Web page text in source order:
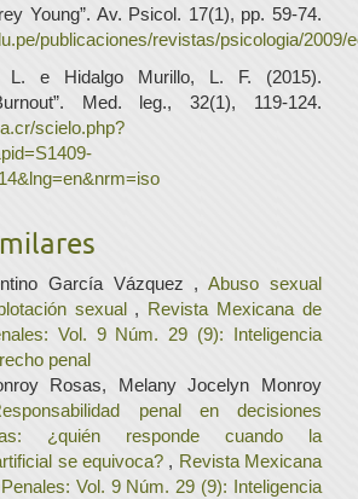
Young”. Av. Psicol. 17(1), pp. 59-74.
publicaciones/revistas/psicologia/2009/
L. e Hidalgo Murillo, L. F. (2015).
Med. leg., 32(1), 119-124.
scielo.php?
García Vázquez ,Abuso sexual
sexual , Revista Mexicana de
Vol. 9 Núm. 29 (9): Inteligencia
penal
Rosas, Melany Jocelyn Monroy
penal en decisiones
¿quién responde cuando la
se equivoca? , Revista Mexicana
Vol. 9 Núm. 29 (9): Inteligencia